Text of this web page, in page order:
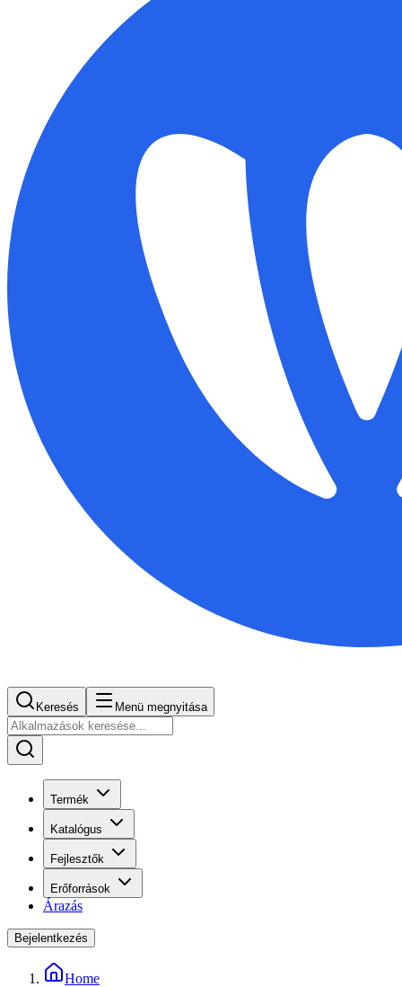
Keresés Menü megnyitása
Termék
Katalógus
Fejlesztők
Erőforrások
Árazás
Bejelentkezés
Home